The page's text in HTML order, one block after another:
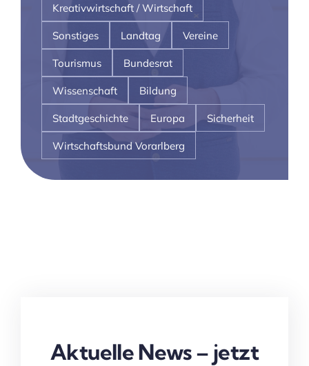
Kreativwirtschaft / Wirtschaft
Sonstiges Landtag Vereine
Tourismus Bundesrat
Wissenschaft Bildung
Stadtgeschichte Europa Sicherheit
Wirtschaftsbund Vorarlberg
Aktuelle News – jetzt